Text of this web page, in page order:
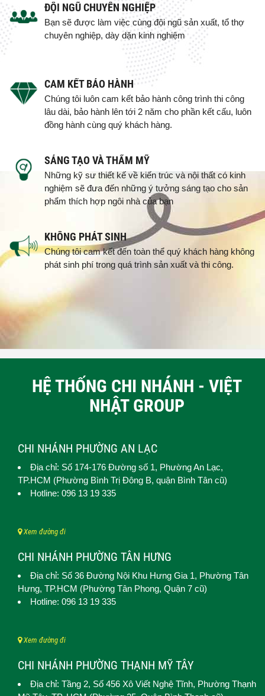
ĐỘI NGŨ CHUYÊN NGHIỆP
Bạn sẽ được làm việc cùng đội ngũ sản xuất, tổ thợ
chuyên nghiệp, dày dặn kinh nghiệm
CAM KẾT BẢO HÀNH
Chúng tôi luôn cam kết bảo hành công trình thi công
lâu dài, bảo hành lên tới 2 năm cho phần kết cấu, luôn
đồng hành cùng quý khách hàng.
SÁNG TẠO VÀ THẨM MỸ
Những kỹ sư thiết kế về kiến trúc và nội thất có kinh
nghiệm sẽ đưa đến những ý tưởng sáng tạo cho sản
phẩm thích hợp ngôi nhà của bạn
KHÔNG PHÁT SINH
Chúng tôi cam kết đến toàn thể quý khách hàng không
phát sinh phí trong quá trình sản xuất và thi công.
HỆ THỐNG CHI NHÁNH - VIỆT
NHẬT GROUP
CHI NHÁNH PHƯỜNG AN LẠC
Địa chỉ: Số 174-176 Đường số 1, Phường An Lạc,
TP.HCM (Phường Bình Trị Đông B, quận Bình Tân cũ)
Hotline: 096 13 19 335
Xem đường đi
CHI NHÁNH PHƯỜNG TÂN HƯNG
Địa chỉ: Số 36 Đường Nội Khu Hưng Gia 1, Phường Tân
Hưng, TP.HCM (Phường Tân Phong, Quận 7 cũ)
Hotline: 096 13 19 335
Xem đường đi
CHI NHÁNH PHƯỜNG THẠNH MỸ TÂY
Địa chỉ: Tầng 2, Số 456 Xô Viết Nghệ Tĩnh, Phường Thạnh